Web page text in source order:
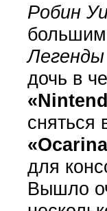
Робин
дочь в
сняться
для
Вышло